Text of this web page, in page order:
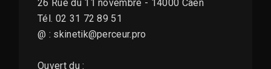
26 Rue du 11 novembre - 14000 Caen
Tél. 02 31 72 89 51
@ : skinetik@perceur.pro
Ouvert du :